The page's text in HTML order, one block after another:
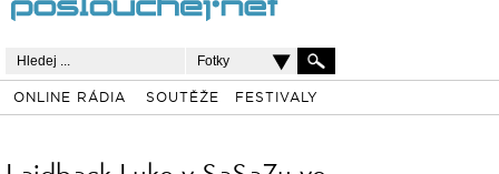
Fotky
ONLINE RÁDIA SOUTĚŽE FESTIVALY